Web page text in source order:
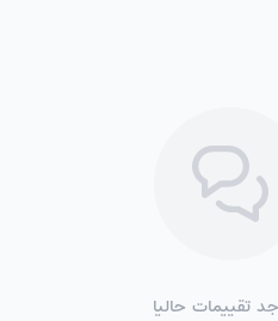
تقييمات حاليا